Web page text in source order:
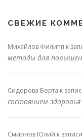
СВЕЖИЕ
Михайлов Филипп к
методы для
Сидорова Берта к
состоянием здоровья
Смирнов Юлий к